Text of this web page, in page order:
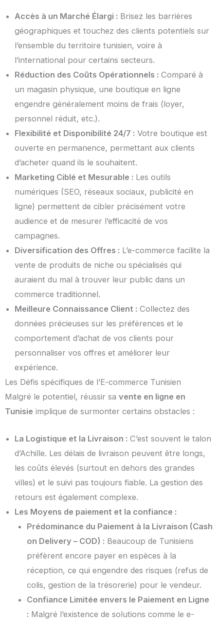
Accès à un Marché Élargi : Brisez les barrières
géographiques et touchez des clients potentiels sur
l’ensemble du territoire tunisien, voire à
l’international pour certains secteurs.
Réduction des Coûts Opérationnels : Comparé à
un magasin physique, une boutique en ligne
engendre généralement moins de frais (loyer,
personnel réduit, etc.).
Flexibilité et Disponibilité 24/7 : Votre boutique est
ouverte en permanence, permettant aux clients
d’acheter quand ils le souhaitent.
Marketing Ciblé et Mesurable : Les outils
numériques (SEO, réseaux sociaux, publicité en
ligne) permettent de cibler précisément votre
audience et de mesurer l’efficacité de vos
campagnes.
Diversification des Offres : L’e-commerce facilite la
vente de produits de niche ou spécialisés qui
auraient du mal à trouver leur public dans un
commerce traditionnel.
Meilleure Connaissance Client : Collectez des
données précieuses sur les préférences et le
comportement d’achat de vos clients pour
personnaliser vos offres et améliorer leur
expérience.
Les Défis spécifiques de l’E-commerce Tunisien
Malgré le potentiel, réussir sa vente en ligne en
Tunisie implique de surmonter certains obstacles :
La Logistique et la Livraison : C’est souvent le talon
d’Achille. Les délais de livraison peuvent être longs,
les coûts élevés (surtout en dehors des grandes
villes) et le suivi pas toujours fiable. La gestion des
retours est également complexe.
Les Moyens de paiement et la confiance :
Prédominance du Paiement à la Livraison (Cash
on Delivery – COD) : Beaucoup de Tunisiens
préfèrent encore payer en espèces à la
réception, ce qui engendre des risques (refus de
colis, gestion de la trésorerie) pour le vendeur.
Confiance Limitée envers le Paiement en Ligne
: Malgré l’existence de solutions comme le e-